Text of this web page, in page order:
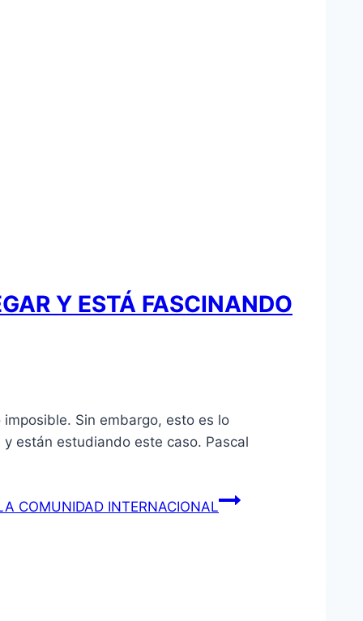
Y ESTÁ FASCINANDO
Sin embargo, esto es lo
están estudiando este caso. Pascal
COMUNIDAD INTERNACIONAL